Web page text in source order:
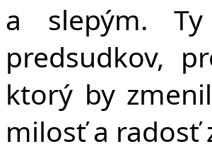
a slepým.
predsudkov,
ktorý by
milosť a radosť